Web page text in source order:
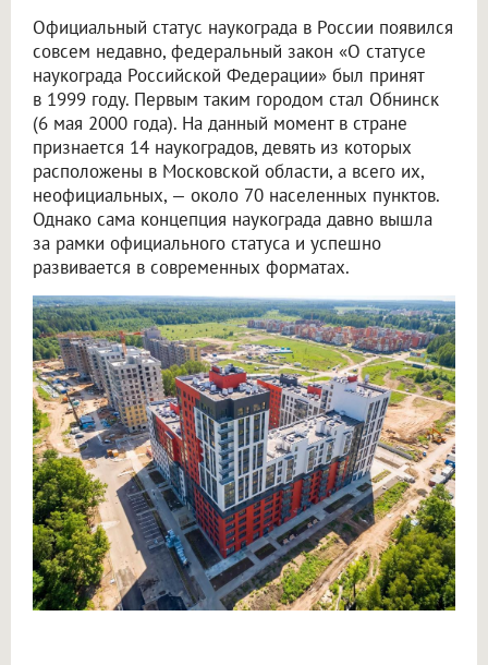
Официальный статус наукограда в России появился
совсем недавно, федеральный закон «О статусе
наукограда Российской Федерации» был принят
в 1999 году. Первым таким городом стал Обнинск
(6 мая 2000 года). На данный момент в стране
признается 14 наукоградов, девять из которых
расположены в Московской области, а всего их,
неофициальных, — около 70 населенных пунктов.
Однако сама концепция наукограда давно вышла
за рамки официального статуса и успешно
развивается в современных форматах.